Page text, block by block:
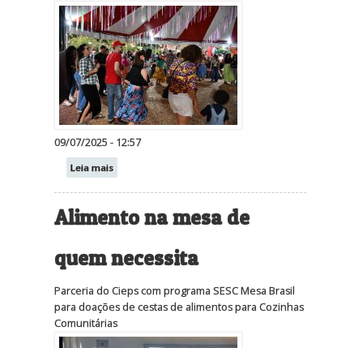
09/07/2025 - 12:57
Leia mais
Alimento na mesa de
quem necessita
Parceria do Cieps com programa SESC Mesa Brasil
para doações de cestas de alimentos para Cozinhas
Comunitárias